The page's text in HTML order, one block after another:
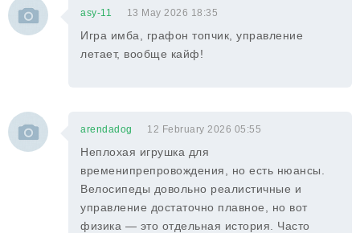
asy-11 13 May 2026 18:35
Игра имба, графон топчик, управление
летает, вообще кайф!
arendadog 12 February 2026 05:55
Неплохая игрушка для
временипрепровождения, но есть нюансы.
Велосипеды довольно реалистичные и
управление достаточно плавное, но вот
физика — это отдельная история. Часто